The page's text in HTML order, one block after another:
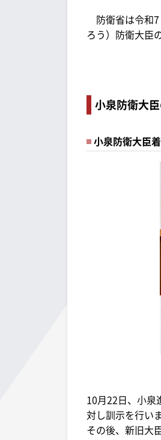
防衛省は令和7
ろう）防衛大臣
小泉防衛大
小泉防衛大臣
10月22日、小泉
対し訓示を行い
その後、新旧大